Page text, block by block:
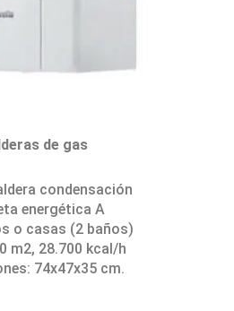
de gas
condensación
energética A
o casas (2 baños)
m2, 28.700 kcal/h
74x47x35 cm.